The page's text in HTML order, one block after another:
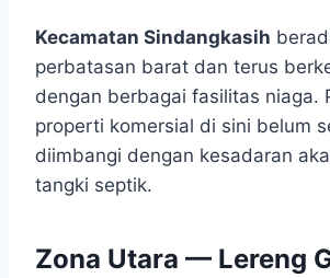
Kecamatan Sindangkasih
perbatasan barat dan terus
dengan berbagai fasilitas niaga.
properti komersial di sini belum
diimbangi dengan kesadaran
tangki septik.
Zona Utara — Lereng